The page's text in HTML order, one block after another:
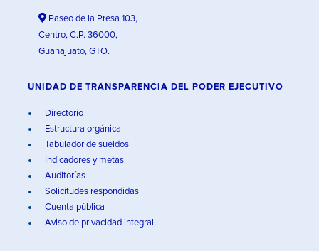
Paseo de la Presa 103,
Centro, C.P. 36000,
Guanajuato, GTO.
UNIDAD DE TRANSPARENCIA DEL PODER EJECUTIVO
Directorio
Estructura orgánica
Tabulador de sueldos
Indicadores y metas
Auditorías
Solicitudes respondidas
Cuenta pública
Aviso de privacidad integral